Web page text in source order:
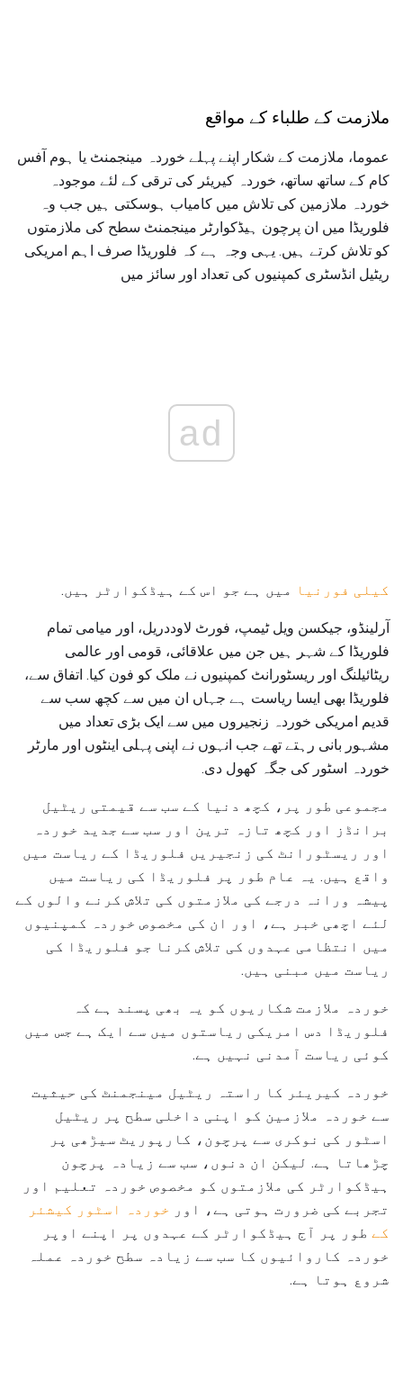
ملازمت کے طلباء کے مواقع
عموما، ملازمت کے شکار اپنے پہلے خوردہ مینجمنٹ یا ہوم آفس
کام کے ساتھ ساتھ، خوردہ کیریئر کی ترقی کے لئے موجودہ
خوردہ ملازمین کی تلاش میں کامیاب ہوسکتی ہیں جب وہ
فلوریڈا میں ان پرچون ہیڈکوارٹر مینجمنٹ سطح کی ملازمتوں
کو تلاش کرتے ہیں. یہی وجہ ہے کہ فلوریڈا صرف اہم امریکی
ریٹیل انڈسٹری کمپنیوں کی تعداد اور سائز میں
ad
کیلی فورنیا میں ہے جو اس کے ہیڈکوارٹر ہیں.
آرلینڈو، جیکسن ویل ٹیمپ، فورٹ لاوددریل، اور میامی تمام
فلوریڈا کے شہر ہیں جن میں علاقائی، قومی اور عالمی
ریٹائیلنگ اور ریسٹورانٹ کمپنیوں نے ملک کو فون کیا. اتفاق سے،
فلوریڈا بھی ایسا ریاست ہے جہاں ان میں سے کچھ سب سے
قدیم امریکی خوردہ زنجیروں میں سے ایک بڑی تعداد میں
مشہور بانی رہتے تھے جب انہوں نے اپنی پہلی اینٹوں اور مارٹر
خوردہ اسٹور کی جگہ کھول دی.
مجموعی طور پر، کچھ دنیا کے سب سے قیمتی ریٹیل
برانڈز اور کچھ تازہ ترین اور سب سے جدید خوردہ
اور ریسٹورانٹ کی زنجیریں فلوریڈا کے ریاست میں
واقع ہیں. یہ عام طور پر فلوریڈا کی ریاست میں
پیشہ ورانہ درجے کی ملازمتوں کی تلاش کرنے والوں کے
لئے اچھی خبر ہے، اور ان کی مخصوص خوردہ کمپنیوں
میں انتظامی عہدوں کی تلاش کرنا جو فلوریڈا کی
ریاست میں مبنی ہیں.
خوردہ ملازمت شکاریوں کو یہ بھی پسند ہے کہ
فلوریڈا دس امریکی ریاستوں میں سے ایک ہے جس میں
کوئی ریاست آمدنی نہیں ہے.
خوردہ کیریئر کا راستہ ریٹیل مینجمنٹ کی حیثیت
سے خوردہ ملازمین کو اپنی داخلی سطح پر ریٹیل
اسٹور کی نوکری سے پرچون، کارپوریٹ سیڑھی پر
چڑھاتا ہے. لیکن ان دنوں، سب سے زیادہ پرچون
ہیڈکوارٹر کی ملازمتوں کو مخصوص خوردہ تعلیم اور
تجربے کی ضرورت ہوتی ہے، اور خوردہ اسٹور کیشئر
کے طور پر آج ہیڈکوارٹر کے عہدوں پر اپنے اوپر
خوردہ کاروائیوں کا سب سے زیادہ سطح خوردہ عملہ
شروع ہوتا ہے.